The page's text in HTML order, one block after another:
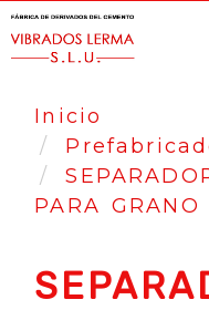
Inicio
PARA GRANO